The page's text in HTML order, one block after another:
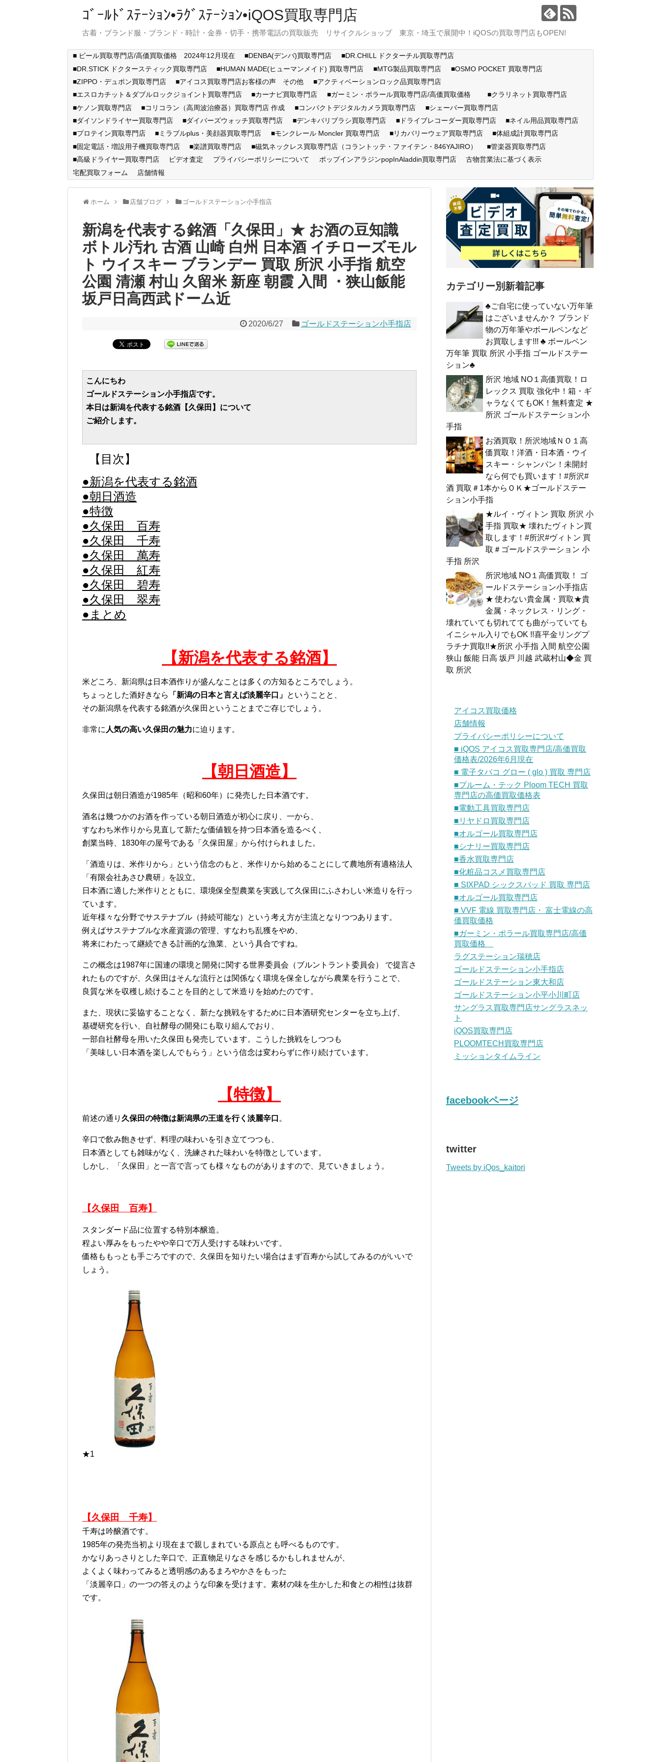
ｺﾞｰﾙﾄﾞｽﾃｰｼｮﾝ•ﾗｸﾞｽﾃｰｼｮﾝ•iQOS買取専門店
古着・ブランド服・ブランド・時計・金券・切手・携帯電話の買取販売 リサイクルショップ 東京・埼玉で展開中！iQOSの買取専門店もOPEN!
■ ビール買取専門店/高価買取価格 2024年12月現在 ■DENBA(デンバ)買取専門店
■DR.CHILL ドクターチル買取専門店
■DR.STICK ドクタースティック買取専門店
■HUMAN MADE(ヒューマンメイド) 買取専門店 ■MTG製品買取専門店
■OSMO POCKET 買取専門店
■ZIPPO・デュポン買取専門店
■アイコス買取専門店お客様の声 その他
■アクティベーションロック品買取専門店
■エスロカチット＆ダブルロックジョイント買取専門店
■カーナビ買取専門店 ■ガーミン・ポラール買取専門店/高価買取価格
■クラリネット買取専門店
■ケノン買取専門店
■コリコラン（高周波治療器）買取専門店 作成 ■コンパクトデジタルカメラ買取専門店
■シェーバー買取専門店
■ダイソンドライヤー買取専門店
■ダイバーズウォッチ買取専門店 ■デンキバリブラシ買取専門店 ■ドライブレコーダー買取専門店
■ネイル用品買取専門店
■プロテイン買取専門店
■ミラブルplus・美顔器買取専門店 ■モンクレール Moncler 買取専門店 ■リカバリーウェア買取専門店
■体組成計買取専門店
■固定電話・増設用子機買取専門店
■楽譜買取専門店 ■磁気ネックレス買取専門店（コラントッテ・ファイテン・846YAJIRO）
■管楽器買取専門店
■高級ドライヤー買取専門店
ビデオ査定 プライバシーポリシーについて ポップインアラジンpopInAladdin買取専門店
古物営業法に基づく表示
宅配買取フォーム
店舗情報
ホーム 店舗ブログ ゴールドステーション小手指店
新潟を代表する銘酒「久保田」★ お酒の豆知識
ボトル汚れ 古酒 山崎 白州 日本酒 イチローズモル
ト ウイスキー ブランデー 買取 所沢 小手指 航空
公園 清瀬 村山 久留米 新座 朝霞 入間 ・狭山飯能
坂戸日高西武ドーム近
2020/6/27 ゴールドステーション小手指店
こんにちわ
ゴールドステーション小手指店です。
本日は新潟を代表する銘酒【久保田】について
ご紹介します。
【目次】
●新潟を代表する銘酒
●朝日酒造
●特徴
●久保田 百寿
●久保田 千寿
●久保田 萬寿
●久保田 紅寿
●久保田 碧寿
●久保田 翠寿
●まとめ
【新潟を代表する銘酒】
米どころ、新潟県は日本酒作りが盛んなことは多くの方知るところでしょう。
ちょっとした酒好きなら
「新潟の日本と言えば淡麗辛口」 ということと、
その新潟県を代表する銘酒が久保田ということまでご存じでしょう。
非常に 人気の高い久保田の魅力に迫ります。
【朝日酒造】
久保田は朝日酒造が1985年（昭和60年）に発売した日本酒です。
酒名は幾つかのお酒を作っている朝日酒造が初心に戻り、一から、
すなわち米作りから見直して新たな価値観を持つ日本酒を造るべく、
創業当時、1830年の屋号である「久保田屋」から付けられました。
「酒造りは、米作りから」という信念のもと、米作りから始めることにして農地所有適格法人
「有限会社あさひ農研」を設立。
日本酒に適した米作りとともに、環境保全型農業を実践して久保田にふさわしい米造りを行っ
ています。
近年様々な分野でサステナブル（持続可能な）という考え方が主流となりつつあります。
例えばサステナブルな水産資源の管理、すなわち乱獲をやめ、
将来にわたって継続できる計画的な漁業、という具合ですね。
この概念は1987年に国連の環境と開発に関する世界委員会（ブルントラント委員会） で提言さ
れたものですが、久保田はそんな流行とは関係なく環境を保全しながら農業を行うことで、
良質な米を収穫し続けることを目的として米造りを始めたのです。
また、現状に妥協することなく、新たな挑戦をするために日本酒研究センターを立ち上げ、
基礎研究を行い、自社酵母の開発にも取り組んでおり、
一部自社酵母を用いた久保田も発売しています。こうした挑戦をしつつも
「美味しい日本酒を楽しんでもらう」という信念は変わらずに作り続けています。
【特徴】
前述の通り 久保田の特徴は新潟県の王道を行く淡麗辛口 。
辛口で飲み飽きせず、料理の味わいを引き立てつつも、
日本酒としても雑味がなく、洗練された味わいを特徴としています。
しかし、「久保田」と一言で言っても様々なものがありますので、見ていきましょう。
【久保田 百寿】
スタンダード品に位置する特別本醸造。
程よい厚みをもったやや辛口で万人受けする味わいです。
価格ももっとも手ごろですので、久保田を知りたい場合はまず百寿から試してみるのがいいで
しょう。
★1
【久保田 千寿】
千寿は吟醸酒です。
1985年の発売当初より現在まで親しまれている原点とも呼べるものです。
かなりあっさりとした辛口で、正直物足りなさを感じるかもしれませんが、
よくよく味わってみると透明感のあるまろやかさをもった
「淡麗辛口」の一つの答えのような印象を受けます。素材の味を生かした和食との相性は抜群
です。
カテゴリー別新着記事
♣ご自宅に使っていない万年筆
はございませんか？ ブランド
物の万年筆やボールペンなど
お買取します!!! ♣ ボールペン
万年筆 買取 所沢 小手指 ゴールドステー
ション♣
所沢 地域 NO１高価買取！ロ
レックス 買取 強化中！箱・ギ
ャラなくてもOK！無料査定 ★
所沢 ゴールドステーション小
手指
お酒買取！所沢地域ＮＯ１高
価買取！洋酒・日本酒・ウイ
スキー・シャンパン！未開封
なら何でも買います！#所沢#
酒 買取＃1本からＯＫ★ゴールドステー
ション小手指
★ルイ・ヴィトン 買取 所沢 小
手指 買取★ 壊れたヴィトン買
取します！#所沢#ヴィトン 買
取＃ゴールドステーション 小
手指 所沢
所沢地域 NO１高価買取！ ゴ
ールドステーション小手指店
★ 使わない貴金属・買取★貴
金属・ネックレス・リング・
壊れていても切れてても曲がっていても
イニシャル入りでもOK !!喜平金リングプ
ラチナ買取!!★所沢 小手指 入間 航空公園
狭山 飯能 日高 坂戸 川越 武蔵村山◆金 買
取 所沢
アイコス買取価格
店舗情報
プライバシーポリシーについて
■ iQOS アイコス買取専門店/高価買取
価格表/2026年6月現在
■ 電子タバコ グロー ( glo ) 買取 専門店
■プルーム・テック Ploom TECH 買取
専門店の高価買取価格表
■電動工具買取専門店
■リヤドロ買取専門店
■オルゴール買取専門店
■シナリー買取専門店
■香水買取専門店
■化粧品コスメ買取専門店
■ SIXPAD シックスパッド 買取 専門店
■オルゴール買取専門店
■ VVF 電線 買取専門店・ 富士電線の高
価買取価格
■ガーミン・ポラール買取専門店/高価
買取価格
ラグステーション瑞穂店
ゴールドステーション小手指店
ゴールドステーション東大和店
ゴールドステーション小平小川町店
サングラス買取専門店サングラスネッ
ト
iQOS買取専門店
PLOOMTECH買取専門店
ミッションタイムライン
facebookページ
twitter
Tweets by iQos_kaitori